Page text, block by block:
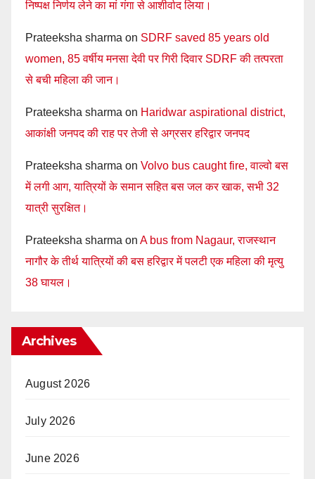
निष्पक्ष निर्णय लेने का मां गंगा से आशीर्वाद लिया।
Prateeksha sharma on SDRF saved 85 years old
women, 85 वर्षीय मनसा देवी पर गिरी दिवार SDRF की तत्परता
से बची महिला की जान।
Prateeksha sharma on Haridwar aspirational district,
आकांक्षी जनपद की राह पर तेजी से अग्रसर हरिद्वार जनपद
Prateeksha sharma on Volvo bus caught fire, वाल्वो बस
में लगी आग, यात्रियों के समान सहित बस जल कर खाक, सभी 32
यात्री सुरक्षित।
Prateeksha sharma on A bus from Nagaur, राजस्थान
नागौर के तीर्थ यात्रियों की बस हरिद्वार में पलटी एक महिला की मृत्यु
38 घायल।
Archives
August 2026
July 2026
June 2026